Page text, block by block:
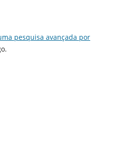
pesquisa avançada por